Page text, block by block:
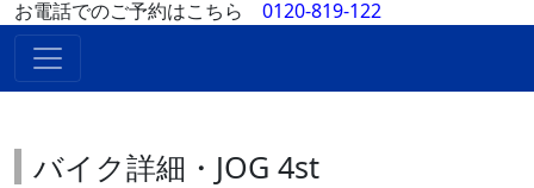
お電話でのご予約はこちら 0120-819-122
バイク詳細・JOG 4st